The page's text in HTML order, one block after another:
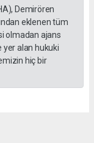
Demirören
eklenen tüm
olmadan ajans
yer alan hukuki
hiç bir